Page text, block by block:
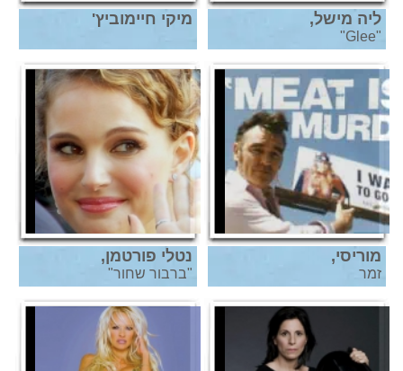
ליה מישל, מיקי חיימוביץ'
מוריסי,
זמר
נטלי פורטמן,
"ברבור שחור"